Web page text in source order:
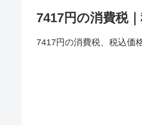
7417円の消費税
7417円の消費税、税込価